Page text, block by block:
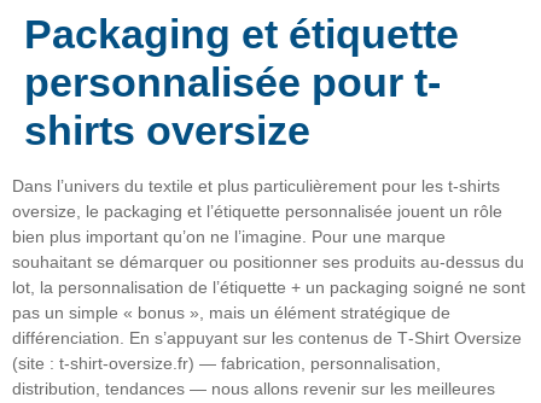
Packaging et étiquette
personnalisée pour t-
shirts oversize
Dans l’univers du textile et plus particulièrement pour les t-shirts
oversize, le packaging et l’étiquette personnalisée jouent un rôle
bien plus important qu’on ne l’imagine. Pour une marque
souhaitant se démarquer ou positionner ses produits au-dessus du
lot, la personnalisation de l’étiquette + un packaging soigné ne sont
pas un simple « bonus », mais un élément stratégique de
différenciation. En s’appuyant sur les contenus de T‑Shirt Oversize
(site : t-shirt-oversize.fr) — fabrication, personnalisation,
distribution, tendances — nous allons revenir sur les meilleures